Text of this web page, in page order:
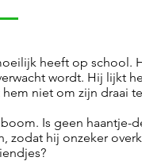
heeft op school.
wordt. Hij lijkt
niet om zijn draai
Is geen haantje-
zodat hij onzeker